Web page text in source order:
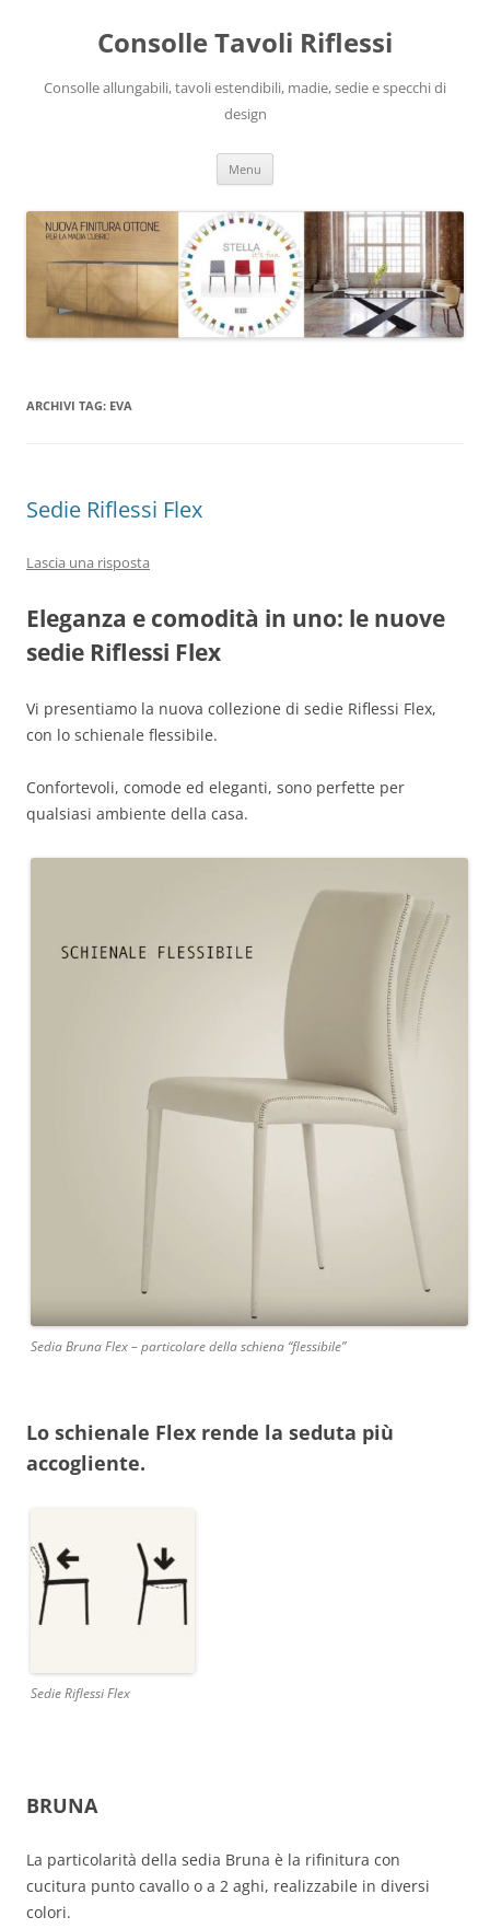
contenutoConsolle Tavoli Riflessi
Consolle allungabili, tavoli estendibili, madie, sedie e specchi di
design
Menu
ARCHIVI TAG: EVA
Sedie Riflessi Flex
Lascia una risposta
Eleganza e comodità in uno: le nuove
sedie Riflessi Flex
Vi presentiamo la nuova collezione di sedie Riflessi Flex,
con lo schienale flessibile.
Confortevoli, comode ed eleganti, sono perfette per
qualsiasi ambiente della casa.
Sedia Bruna Flex – particolare della schiena “flessibile”
Lo schienale Flex rende la seduta più
accogliente.
Sedie Riflessi Flex
BRUNA
La particolarità della sedia Bruna è la rifinitura con
cucitura punto cavallo o a 2 aghi, realizzabile in diversi
colori.